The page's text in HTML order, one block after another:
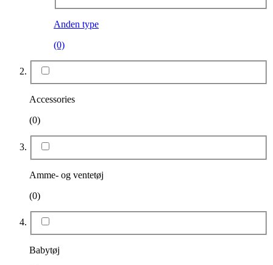
Anden type
(0)
Accessories
(0)
Amme- og ventetøj
(0)
Babytøj